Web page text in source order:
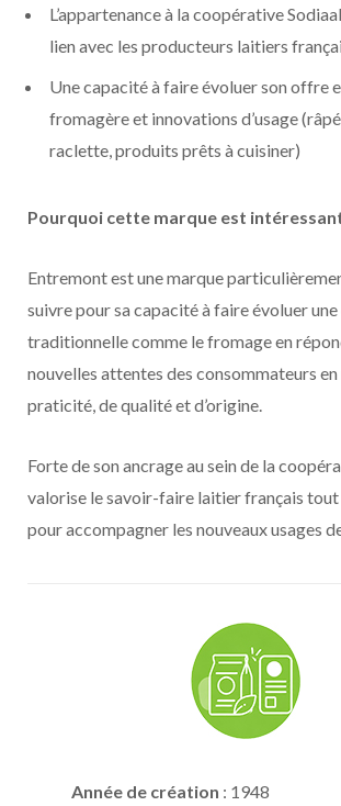
L’appartenance à la coopérative
lien avec les producteurs laitiers
Une capacité à faire évoluer son offre
fromagère et innovations d’usage
raclette, produits prêts à cuisiner)
Pourquoi cette marque est
Entremont est une marque
suivre pour sa capacité à faire évoluer
traditionnelle comme le fromage en
nouvelles attentes des consommateurs
praticité, de qualité et d’origine.
Forte de son ancrage au sein de la
valorise le savoir-faire laitier français tout
pour accompagner les nouveaux usages
Année de création : 1948